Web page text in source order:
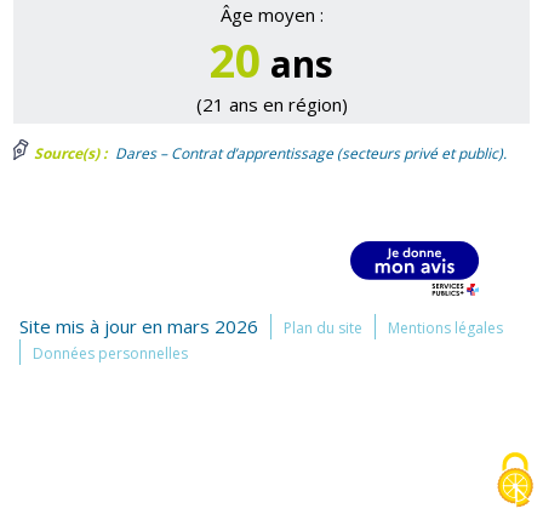
Âge moyen :
20 ans
(21 ans en région)
Source(s) : Dares – Contrat d’apprentissage (secteurs privé et public).
Site mis à jour en mars 2026 Plan du site
Mentions légales
Données personnelles